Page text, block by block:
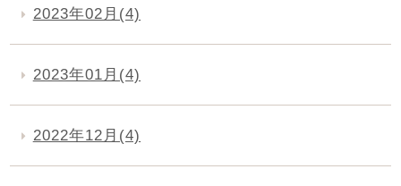
2023年02月(4)
2023年01月(4)
2022年12月(4)